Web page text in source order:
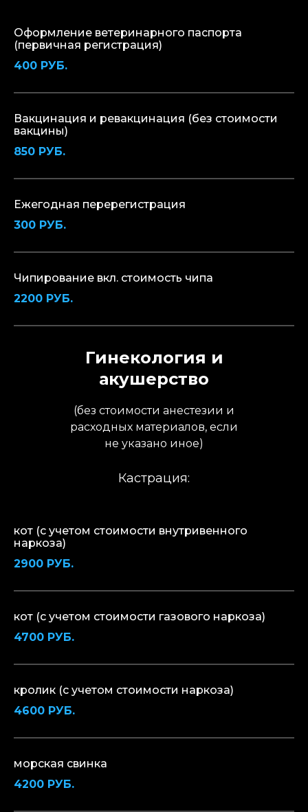
Оформление ветеринарного паспорта
(первичная регистрация)
400 РУБ.
Вакцинация и ревакцинация (без стоимости
вакцины)
850 РУБ.
Ежегодная перерегистрация
300 РУБ.
Чипирование вкл. стоимость чипа
2200 РУБ.
Гинекология и
акушерство
(без стоимости анестезии и
расходных материалов, если
не указано иное)
Кастрация:
кот (с учетом стоимости внутривенного
наркоза)
2900 РУБ.
кот (с учетом стоимости газового наркоза)
4700 РУБ.
кролик (с учетом стоимости наркоза)
4600 РУБ.
морская свинка
4200 РУБ.